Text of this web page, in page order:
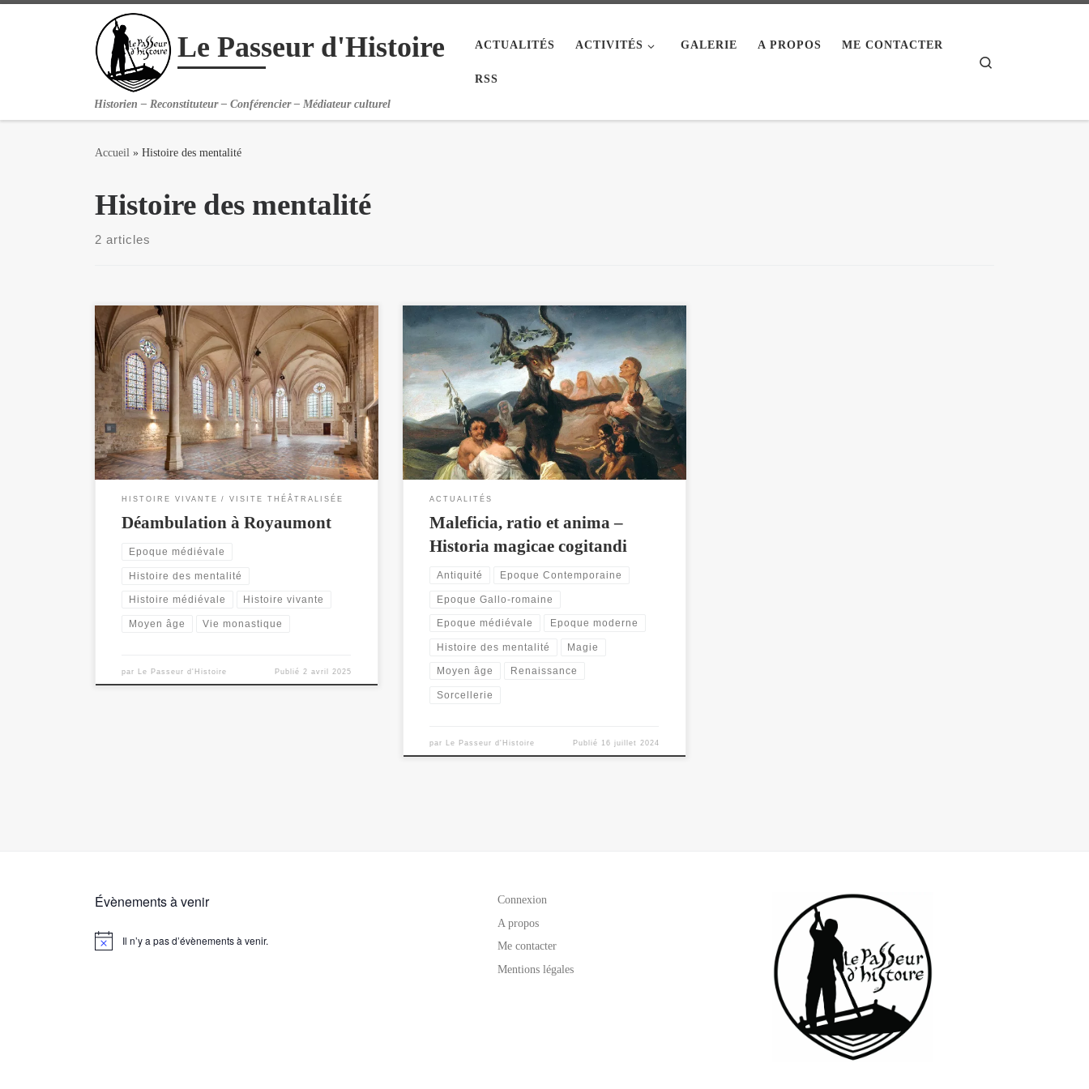
Passer au contenu
Le Passeur d'Histoire
Historien – Reconstituteur – Conférencier – Médiateur culturel
ACTUALITÉS ACTIVITÉS GALERIE A PROPOS ME CONTACTER
RSS
Accueil » Histoire des mentalité
Histoire des mentalité
2 articles
Grande abbaye fondée en 1228 par Louis IX et édifiée
entre 1228 et 1235, l’abbaye de Royaumont est un
joyaux de l’art gothique, célèbre pour son architecture
mais aussi pour ces jardins et ses vitraux. J’y aurais
l’immense plaisir d’y animer une journée comme frère
convers. L’occasion d’y parler des […]
HISTOIRE VIVANTE VISITE THÉÂTRALISÉE
Déambulation à Royaumont
Epoque médiévale
Histoire des mentalité
Histoire médiévale Histoire vivante
Moyen âge Vie monastique
par Le Passeur d'Histoire Publié 2 avril 2025
Sorcellerie, raison et âme - Une histoire de la pensée
magique
ACTUALITÉS
Maleficia, ratio et anima –
Historia magicae cogitandi
Antiquité Epoque Contemporaine
Epoque Gallo-romaine
Epoque médiévale Epoque moderne
Histoire des mentalité Magie
Moyen âge Renaissance
Sorcellerie
par Le Passeur d'Histoire Publié 16 juillet 2024
Évènements à venir
N
Il n’y a pas d’évènements à venir.
Connexion
A propos
Me contacter
Mentions légales